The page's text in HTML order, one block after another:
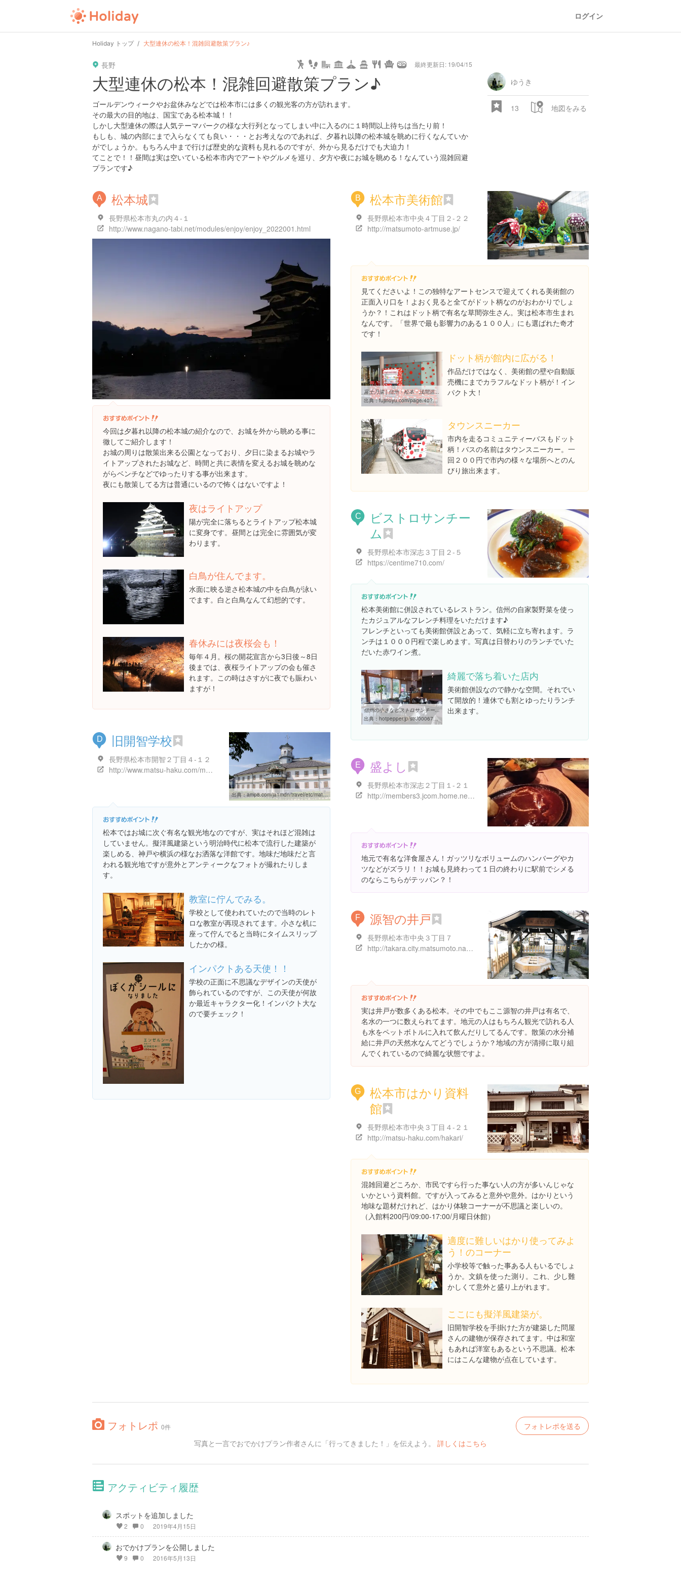
ログイン
Holiday トップ 大型連休の松本！混雑回避散策プラン♪
長野 最終更新日: 19/04/15
大型連休の松本！混雑回避散策プラン♪
ゴールデンウィークやお盆休みなどでは松本市には多くの観光客の方が訪れます。
その最大の目的地は、国宝である松本城！！
しかし大型連休の際は人気テーマパークの様な大行列となってしまい中に入るのに１時間以上待ちは当たり前！
もしも、城の内部にまで入らなくても良い・・・とお考えなのであれば、夕暮れ以降の松本城を眺めに行くなんていか
がでしょうか。もちろん中まで行けば歴史的な資料も見れるのですが、外から見るだけでも大迫力！
てことで！！昼間は実は空いている松本市内でアートやグルメを巡り、夕方や夜にお城を眺める！なんていう混雑回避
プランです♪
ゆうき
13 地図をみる
A 松本城
長野県松本市丸の内４-１
http://www.nagano-tabi.net/modules/enjoy/enjoy_2022001.html
今回は夕暮れ以降の松本城の紹介なので、お城を外から眺める事に
徹してご紹介します！
お城の周りは散策出来る公園となっており、夕日に染まるお城やラ
イトアップされたお城など、時間と共に表情を変えるお城を眺めな
がらベンチなどでゆったりする事が出来ます。
夜にも散策してる方は普通にいるので怖くはないですよ！
夜はライトアップ
陽が完全に落ちるとライトアップ松本城
に変身です。昼間とは完全に雰囲気が変
わります。
白鳥が住んでます。
水面に映る逆さ松本城の中を白鳥が泳い
でます。白と白鳥なんて幻想的です。
春休みには夜桜会も！
毎年４月。桜の開花宣言から3日後～8日
後までは、夜桜ライトアップの会も催さ
れます。この時はさすがに夜でも賑わい
ますが！
B 松本市美術館
長野県松本市中央４丁目２-２２
http://matsumoto-artmuse.jp/
見てくださいよ！この独特なアートセンスで迎えてくれる美術館の
正面入り口を！よおく見ると全てがドット柄なのがおわかりでしょ
うか？！これはドット柄で有名な草間弥生さん。実は松本市生まれ
なんです。「世界で最も影響力のある１００人」にも選ばれた奇才
です！
富士乃湯 | 信州・松本・浅間温泉 四季彩々の隠れ宿 | Page 40
出典：fujinoyu.com/page/40?cat=0
ドット柄が館内に広がる！
作品だけではなく、美術館の壁や自動販
売機にまでカラフルなドット柄が！イン
パクト大！
タウンスニーカー
市内を走るコミュニティーバスもドット
柄！バスの名前はタウンスニーカー。一
回２００円で市内の様々な場所へとのん
びり旅出来ます。
C
ビストロサンチー
ム
長野県松本市深志３丁目２-５
https://centime710.com/
松本美術館に併設されているレストラン。信州の自家製野菜を使っ
たカジュアルなフレンチ料理をいただけます♪
フレンチといっても美術館併設とあって、気軽に立ち寄れます。ラ
ンチは１０００円程で楽しめます。写真は日替わりのランチでいた
だいた赤ワイン煮。
信州の小さなビストロサンチーム(松本市その他/イタリアン・フレンチ ...
出典： hotpepper.jp/strJ000678931
綺麗で落ち着いた店内
美術館併設なので静かな空間。それでい
て開放的！連休でも割とゆったりランチ
出来ます。
D 旧開智学校
長野県松本市開智２丁目４-１２
http://www.matsu-haku.com/maruhaku/guide/kaichi/index.html
出典：amp8.com/ja1mdn/travel/etc/matumoto2.htm
松本ではお城に次ぐ有名な観光地なのですが、実はそれほど混雑は
していません。擬洋風建築という明治時代に松本で流行した建築が
楽しめる、神戸や横浜の様なお洒落な洋館です。地味だ地味だと言
われる観光地ですが意外とアンティークなフォトが撮れたりしま
す。
教室に佇んでみる。
学校として使われていたので当時のレト
ロな教室が再現されてます。小さな机に
座って佇んでると当時にタイムスリップ
したかの様。
インパクトある天使！！
学校の正面に不思議なデザインの天使が
飾られているのですが、この天使が何故
か最近キャラクター化！インパクト大な
ので要チェック！
E 盛よし
長野県松本市深志２丁目１-２１
http://members3.jcom.home.ne.jp/onepoint/
地元で有名な洋食屋さん！ガッツリなボリュームのハンバーグやカ
ツなどがズラリ！！お城も見終わって１日の終わりに駅前でシメる
のならこちらがテッパン？！
F 源智の井戸
長野県松本市中央３丁目７
http://takara.city.matsumoto.nagano.jp/city/136.html
実は井戸が数多くある松本。その中でもここ源智の井戸は有名で、
名水の一つに数えられてます。地元の人はもちろん観光で訪れる人
も水をペットボトルに入れて飲んだりしてるんです。散策の水分補
給に井戸の天然水なんてどうでしょうか？地域の方が清掃に取り組
んでくれているので綺麗な状態ですよ。
G
松本市はかり資料
館
長野県松本市中央３丁目４-２１
http://matsu-haku.com/hakari/
混雑回避どころか、市民ですら行った事ない人の方が多いんじゃな
いかという資料館。ですが入ってみると意外や意外。はかりという
地味な題材だけれど、はかり体験コーナーが不思議と楽しいの。
（入館料200円/09:00-17:00/月曜日休館）
適度に難しいはかり使ってみよ
う！のコーナー
小学校等で触った事ある人もいるでしょ
うか。文鎮を使った測り。これ、少し難
かしくて意外と盛り上がれます。
ここにも擬洋風建築が。
旧開智学校を手掛けた方が建築した問屋
さんの建物が保存されてます。中は和室
もあれば洋室もあるという不思議。松本
にはこんな建物が点在しています。
フォトレポ 0件
フォトレポを送る
写真と一言でおでかけプラン作者さんに「行ってきました！」を伝えよう。 詳しくはこちら
アクティビティ履歴
スポットを追加しました
2 0 2019年4月15日
おでかけプランを公開しました
9 0 2016年5月13日